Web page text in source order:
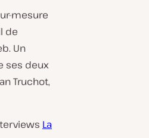
mesure
de
Un
ses deux
Truchot,
La